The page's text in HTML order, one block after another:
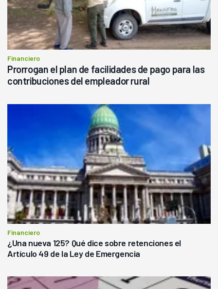
Financiero
Prorrogan el plan de facilidades de pago para las
contribuciones del empleador rural
Financiero
¿Una nueva 125? Qué dice sobre retenciones el
Artículo 49 de la Ley de Emergencia